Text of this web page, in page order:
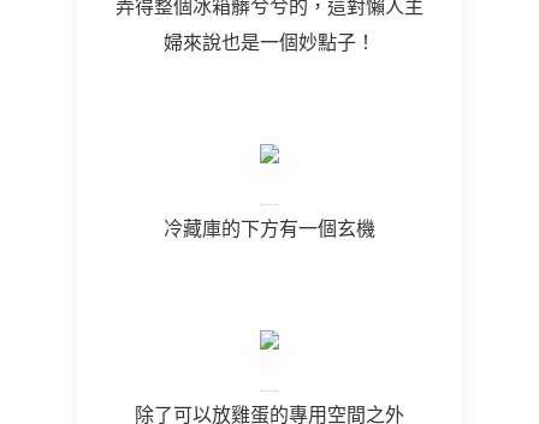
弄得整個冰箱髒兮兮的，這對懶人主
婦來說也是一個妙點子！
冷藏庫的下方有一個玄機
除了可以放雞蛋的專用空間之外